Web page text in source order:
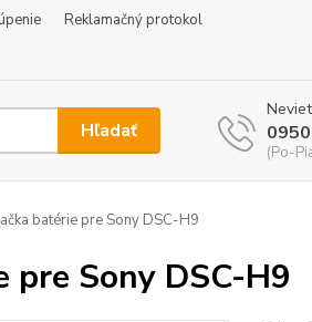
Reklamačný protokol
Hľadať
(Po-
batérie pre Sony DSC-H9
pre Sony DSC-H9